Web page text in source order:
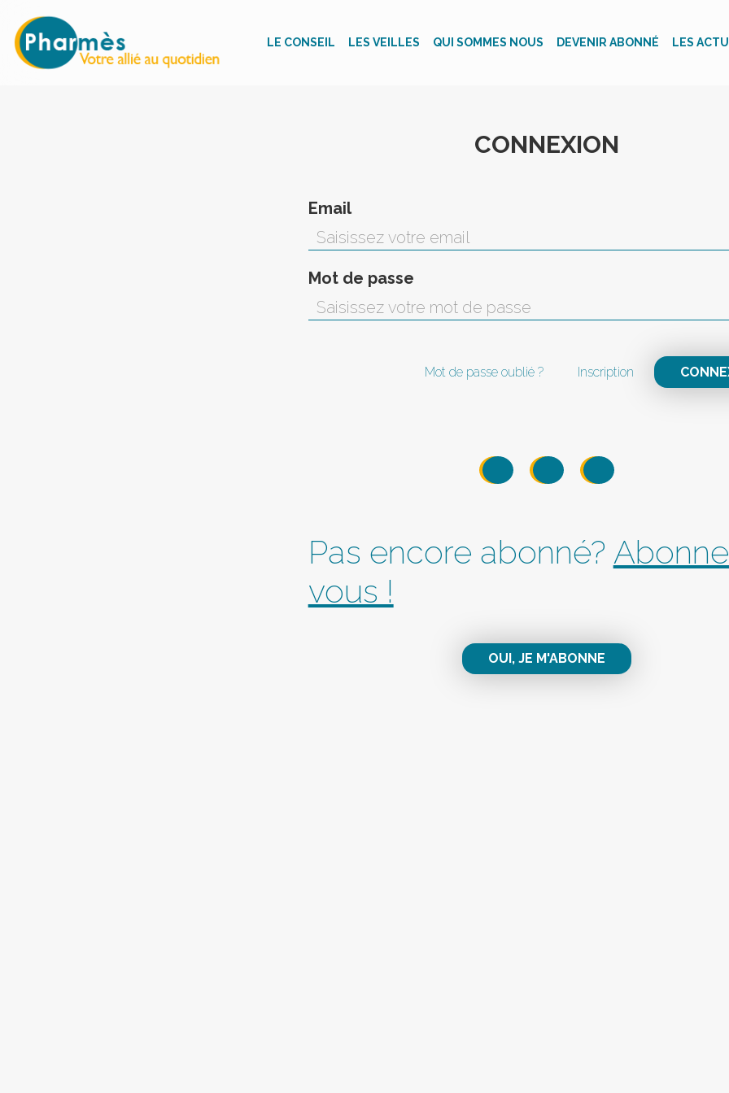
LE CONSEIL LES VEILLES QUI SOMMES NOUS DEVENIR ABONNÉ LES
CONNEXION
Email
Mot de passe
Mot de passe oublié ? Inscription
Pas encore abonné?
vous !
OUI, JE M'ABONNE